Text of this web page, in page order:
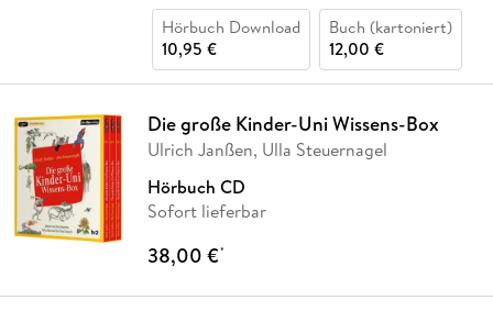
Hörbuch Download
10,95 €
Buch (kartoniert)
12,00 €
Die große Kinder-Uni Wissens-Box
Ulrich Janßen, Ulla Steuernagel
Hörbuch CD
Sofort lieferbar
38,00 €*